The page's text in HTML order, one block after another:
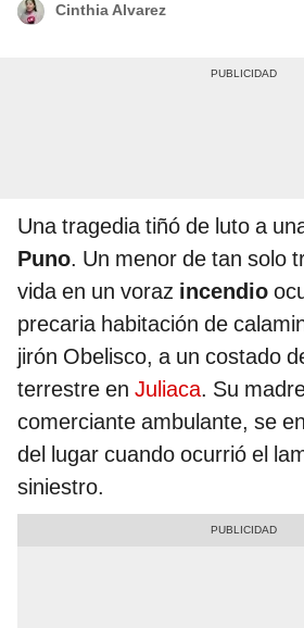
Cinthia Alvarez
Una tragedia tiñó de luto a
Puno. Un menor de tan solo
vida en un voraz incendio
precaria habitación de
jirón Obelisco, a un costado
terrestre en Juliaca. Su
comerciante ambulante, se
del lugar cuando ocurrió el
siniestro.